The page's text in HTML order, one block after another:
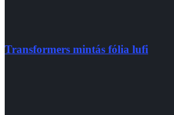
Transformers mintás fólia lufi